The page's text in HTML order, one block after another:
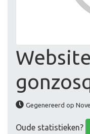
Gegenereerd op
Oude statistieken?